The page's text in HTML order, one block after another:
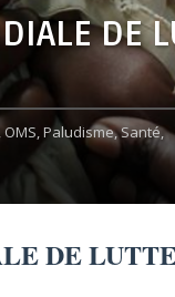
DE
OMS,Paludisme,Santé,
DE